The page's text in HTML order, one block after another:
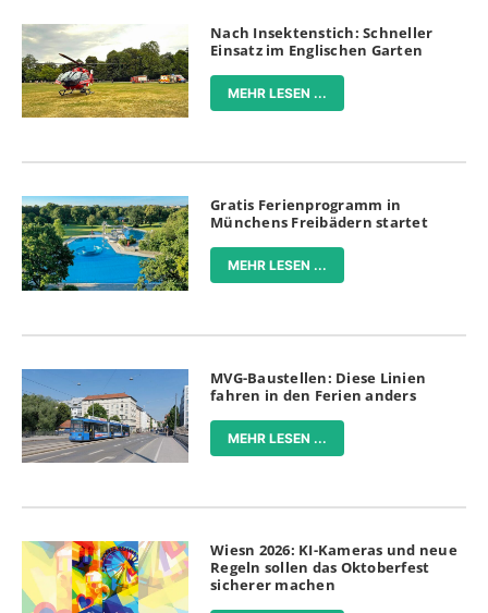
Nach Insektenstich: Schneller
Einsatz im Englischen Garten
MEHR LESEN ...
Gratis Ferienprogramm in
Münchens Freibädern startet
MEHR LESEN ...
MVG-Baustellen: Diese Linien
fahren in den Ferien anders
MEHR LESEN ...
Wiesn 2026: KI-Kameras und neue
Regeln sollen das Oktoberfest
sicherer machen